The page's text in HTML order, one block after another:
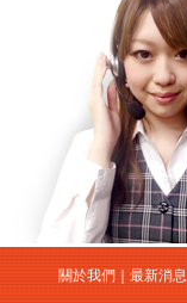
關於我們 最新消息